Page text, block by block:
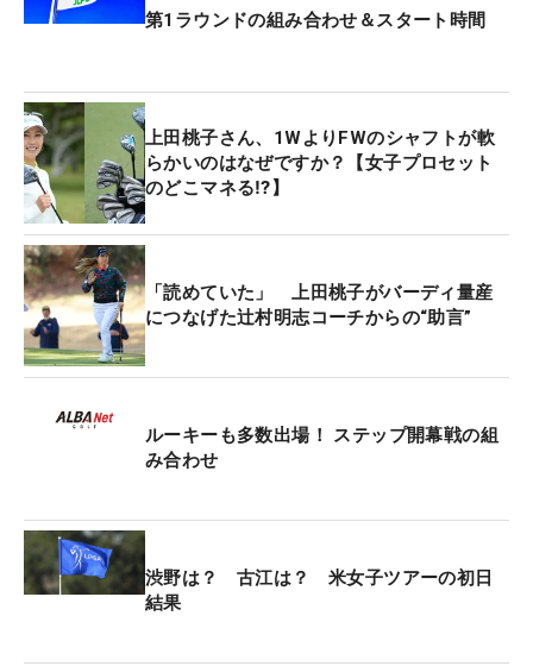
ィになるかによっても結構違う」と攻略性の高いコ
今季はここまで4試合に出場。短縮競技になった「V
ポイント×ENEOSゴルフトーナメント」の7位タイが
最高位だ。調子は「まずまず」というが、オフから
痛めた左手首が気がかりでもある。
「12月から痛くて思うように振れていない。いまま
でくらいの距離が出ていないのが、ガマンしている
ところ」。MRI検査では「水が溜まっている感じ」
で回復には安静にするしかないというが、「安静に
先週のオフで治療ができたこともあって、コンディ
ションは決して悪くはなさそうだ。
そして開幕前日のプロアマ大会では、見慣れない“赤
シャフト”が握られていた。日本シャフトのドライバ
ー用カーボンシャフト『バルカヌス V520』。「振
第1ラウンドの組み合わせ＆スタート時間
上田桃子さん、1WよりFWのシャフトが軟
らかいのはなぜですか？【女子プロセット
のどこマネる⁉】
「読めていた」 上田桃子がバーディ量産
につなげた辻村明志コーチからの“助言”
ルーキーも多数出場！ ステップ開幕戦の組
み合わせ
渋野は？ 古江は？ 米女子ツアーの初日
結果